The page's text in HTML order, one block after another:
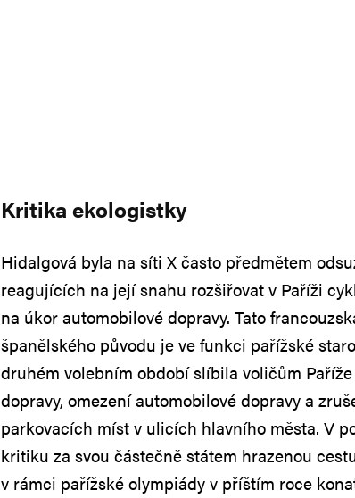
Kritika ekologistky
Hidalgová byla na síti X často předmětem
reagujících na její snahu rozšiřovat v Paříži
na úkor automobilové dopravy. Tato
španělského původu je ve funkci pařížské
druhém volebním období slíbila voličům
dopravy, omezení automobilové dopravy a
parkovacích míst v ulicích hlavního města. V
kritiku za svou částečně státem hrazenou
v rámci pařížské olympiády v příštím roce